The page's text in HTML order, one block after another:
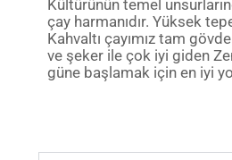
Kültürünün temel
çay harmanıdır. Yüksek
Kahvaltı çayımız tam
ve şeker ile çok iyi giden
güne başlamak için en iyi